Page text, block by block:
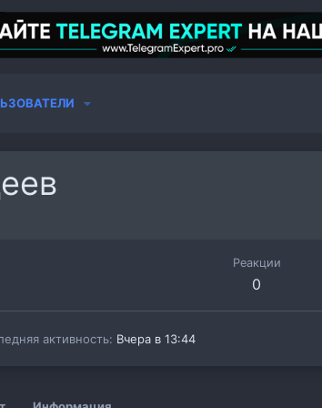
Реакции
0
активность Вчера в 13:44